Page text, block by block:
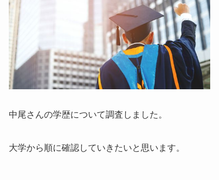
中尾さんの学歴について調査しました。
大学から順に確認していきたいと思います。